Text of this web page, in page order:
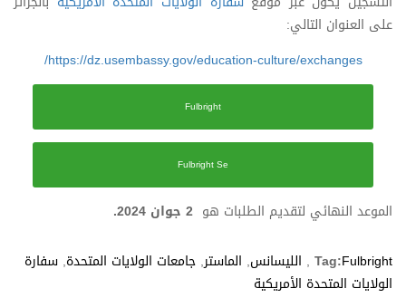
على العنوان التالي:
https://dz.usembassy.gov/education-culture/exchanges/
Fulbright
Fulbright Se
الموعد النهائي لتقديم الطلبات هو
Tag:Fulbright
, الليسانس, الماستر, جامعات الولايات المتحدة, سفارة
الولايات المتحدة الأمريكية